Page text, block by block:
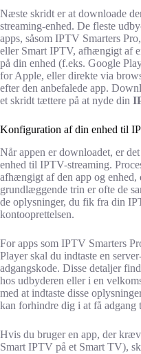
Næste skridt er at downloade
streaming-enhed. De fleste
apps, såsom IPTV Smarters
eller Smart IPTV, afhængigt af
på din enhed (f.eks. Google
for Apple, eller direkte via
efter den anbefalede app.
et skridt tættere på at nyde din
Konfiguration af din enhed til
Når appen er downloadet, er
enhed til IPTV-streaming.
afhængigt af den app og enhed,
grundlæggende trin er ofte de
de oplysninger, du fik fra din
kontooprettelsen.
For apps som IPTV Smarters
Player skal du indtaste en
adgangskode. Disse detaljer
hos udbyderen eller i en
med at indtaste disse
kan forhindre dig i at få adgang
Hvis du bruger en app, der
Smart IPTV på et Smart TV),